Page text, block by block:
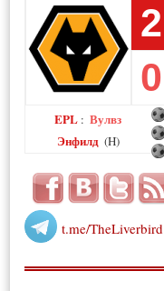
2
0
EPL : Вулвз
Энфилд (H)
t.me/TheLiverbird